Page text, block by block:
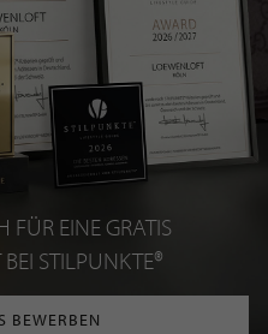
FÜR EINE GRATIS
STILPUNKTE®
BEWERBEN